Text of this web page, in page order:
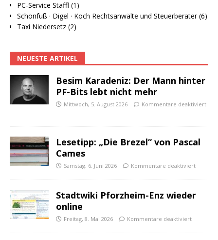
PC-Service Staffl (1)
Schönfuß · Digel · Koch Rechtsanwälte und Steuerberater (6)
Taxi Niedersetz (2)
NEUESTE ARTIKEL
Besim Karadeniz: Der Mann hinter
PF-Bits lebt nicht mehr
Mittwoch, 5. August 2026 Kommentare deaktiviert
Lesetipp: „Die Brezel“ von Pascal
Cames
Samstag, 6. Juni 2026 Kommentare deaktiviert
Stadtwiki Pforzheim-Enz wieder
online
Freitag, 8. Mai 2026 Kommentare deaktiviert